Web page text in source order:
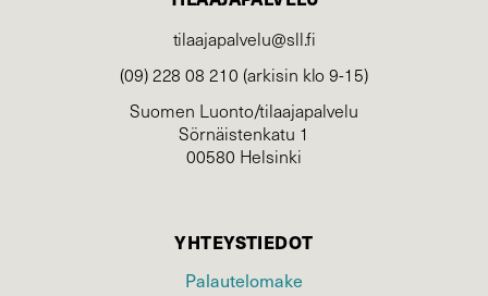
tilaajapalvelu@sll.fi
(09) 228 08 210 (arkisin klo 9-15)
Suomen Luonto/tilaajapalvelu
Sörnäistenkatu 1
00580 Helsinki
YHTEYSTIEDOT
Palautelomake